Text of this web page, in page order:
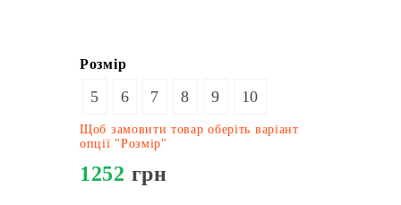
Розмір
5 6 7 8 9 10
Щоб замовити товар оберіть варіант
опції "Розмір"
1252 грн